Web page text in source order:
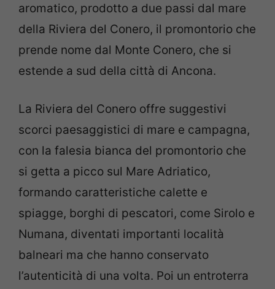
aromatico, prodotto a due passi dal mare
della Riviera del Conero, il promontorio che
prende nome dal Monte Conero, che si
estende a sud della città di Ancona.
La Riviera del Conero offre suggestivi
scorci paesaggistici di mare e campagna,
con la falesia bianca del promontorio che
si getta a picco sul Mare Adriatico,
formando caratteristiche calette e
spiagge, borghi di pescatori, come Sirolo e
Numana, diventati importanti località
balneari ma che hanno conservato
l’autenticità di una volta. Poi un entroterra